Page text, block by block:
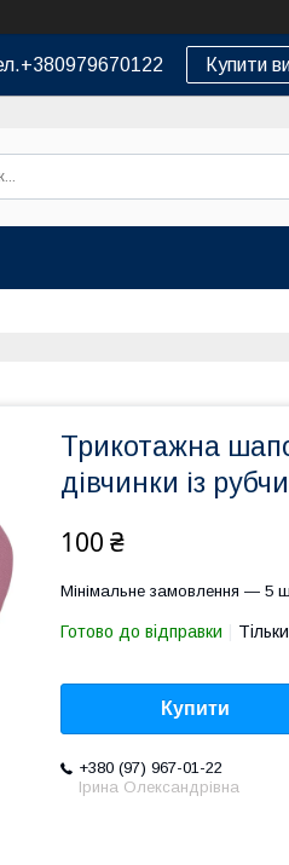
Купити
Трикотажна
дівчинки із
100 ₴
Мінімальне замовлення — 5
Готово до відправки
Купити
+380 (97) 967-01-22
Ірина Олександрівна